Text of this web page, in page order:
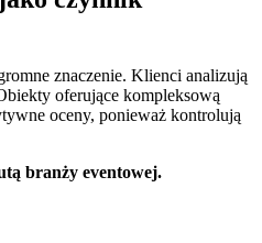
znaczenie. Klienci analizują
oferujące kompleksową
oceny, ponieważ kontrolują
branży eventowej.